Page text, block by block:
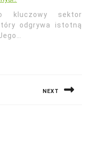
kluczowy sektor
odgrywa istotną
NEXT